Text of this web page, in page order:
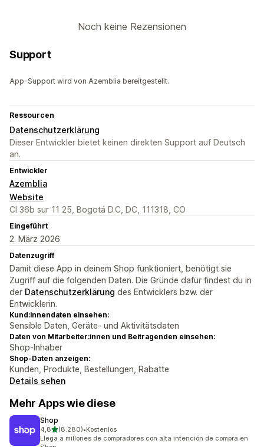
Noch keine Rezensionen
Support
App-Support wird von Azemblia bereitgestellt.
Ressourcen
Datenschutzerklärung
Dieser Entwickler bietet keinen direkten Support auf Deutsch
an.
Entwickler
Azemblia
Website
Cl 36b sur 11 25, Bogotá D.C, DC, 111318, CO
Eingeführt
2. März 2026
Datenzugriff
Damit diese App in deinem Shop funktioniert, benötigt sie
Zugriff auf die folgenden Daten. Die Gründe dafür findest du in
der Datenschutzerklärung des Entwicklers bzw. der
Entwicklerin.
Kund:innendaten einsehen:
Sensible Daten, Geräte- und Aktivitätsdaten
Daten von Mitarbeiter:innen und Beitragenden einsehen:
Shop-Inhaber
Shop-Daten anzeigen:
Kunden, Produkte, Bestellungen, Rabatte
Details sehen
Mehr Apps wie diese
Shop
4,8von 5 Sternen
(8.280)
8280 Rezensionen insgesamt
•Kostenlos
Llega a millones de compradores con alta intención de compra en